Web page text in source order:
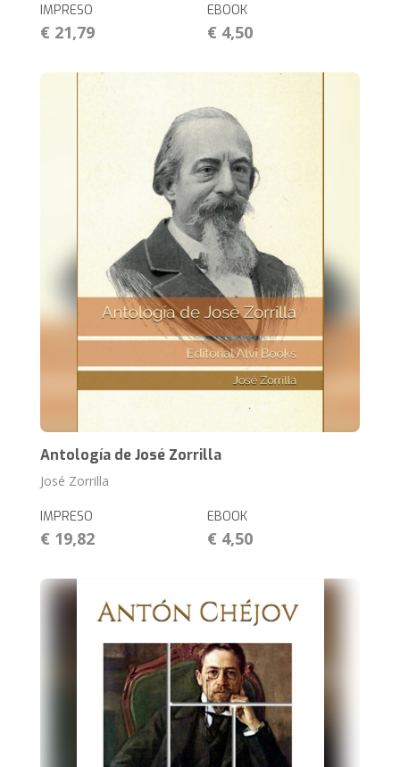
IMPRESO
€ 21,79
EBOOK
€ 4,50
Antología de José Zorrilla
José Zorrilla
IMPRESO
€ 19,82
EBOOK
€ 4,50